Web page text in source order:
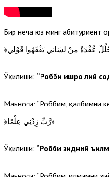
Бир неча юз минг абитуриент
Ўқилиши: “Робби ишроҳ лий
Маъноси: “Роббим, қалбимни
﴿رَّبِّ زِدْنِي عِلْمًا﴾
Ўқилиши: “Робби зидний